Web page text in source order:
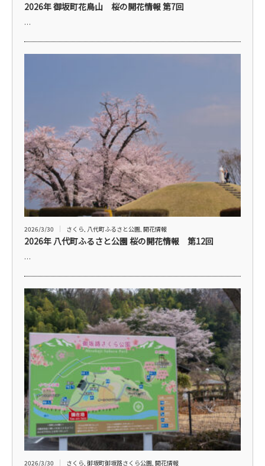
2026年 御坂町花鳥山 桜の開花情報 第7回
…
2026/3/30 さくら 八代町ふるさと公園 開花情報
2026年 八代町ふるさと公園 桜の開花情報 第12回
…
2026/3/30 さくら, 御坂町御坂路さくら公園, 開花情報